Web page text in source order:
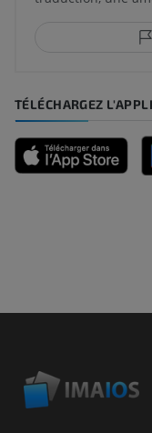
TÉLÉCHARGEZ L'APPLI